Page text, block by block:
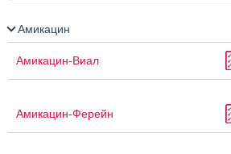
Амикацин
Амикацин-Виал
Амикацин-Ферейн